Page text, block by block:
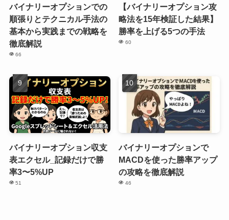
バイナリーオプションでの
順張りとテクニカル手法の
基本から実践までの戦略を
徹底解説
66
【バイナリーオプション攻
略法を15年検証した結果】
勝率を上げる5つの手法
60
バイナリーオプション収支
表エクセル_記録だけで勝
率3〜5%UP
51
バイナリーオプションで
MACDを使った勝率アップ
の攻略を徹底解説
46